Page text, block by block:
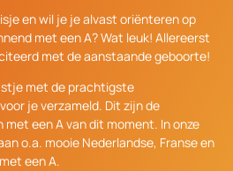
en wil je je alvast oriënteren op
met een A? Wat leuk! Allereerst
met de aanstaande geboorte!
met de prachtigste
je verzameld. Dit zijn de
een A van dit moment. In onze
o.a. mooie Nederlandse, Franse en
een A.